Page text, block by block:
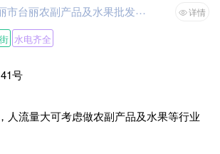
台丽农副产品及水果批发市场旺铺出租转让 详情
水电齐全
号
人流量大可考虑做农副产品及水果等行业